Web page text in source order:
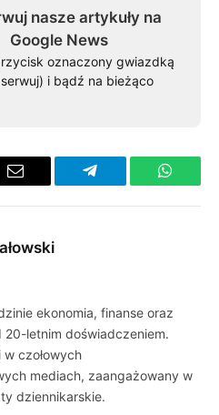
nasze artykuły na
Google News
oznaczony gwiazdką
i bądź na bieżąco
Email Telegram
ekonomia, finanse oraz
20-letnim doświadczeniem.
czołowych
mediach, zaangażowany w
dziennikarskie.